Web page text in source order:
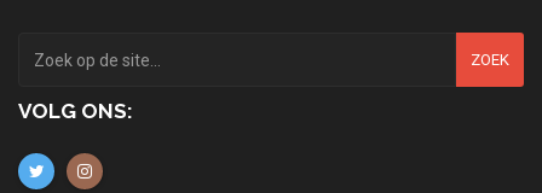
ZOEK
VOLG ONS: